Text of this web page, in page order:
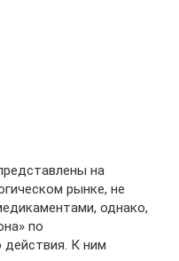
на
рынке, не
однако,
по
действия. К ним